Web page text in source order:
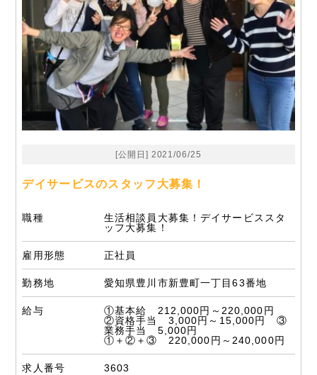
[公開日] 2021/06/25
デイサービスのスタッフ大募集！
職種
生活相談員大募集！デイサービススタ
ッフ大募集！
雇用形態 正社員
勤務地 愛知県豊川市新豊町一丁目63番地
給与
①基本給 212,000円～220,000円
②資格手当 3,000円～15,000円 ③
業務手当 5,000円
①＋②＋③ 220,000円～240,000円
求人番号 3603